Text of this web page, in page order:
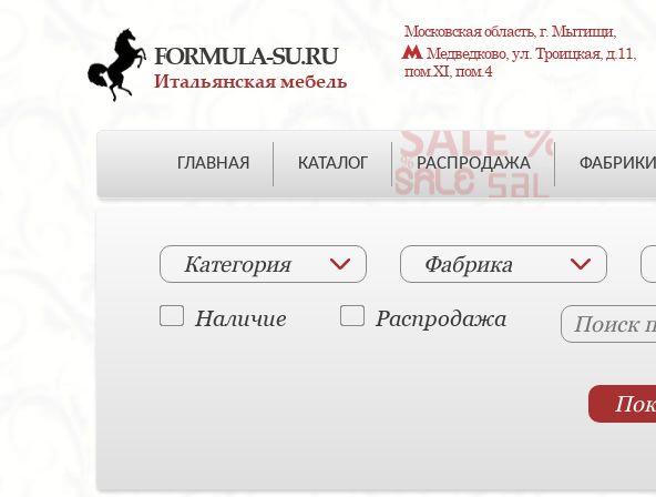
FORMULA-SU.RU
Итальянская мебель
Московская область, г. Мытищи,
Медведково, ул. Троицкая, д.11,
пом.XI, пом.4
ГЛАВНАЯ КАТАЛОГ РАСПРОДАЖА ФАБРИКИ
Категория Фабрика
Наличие Распродажа